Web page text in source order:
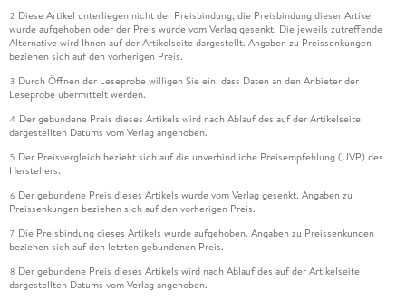
2 Diese Artikel unterliegen nicht der Preisbindung, die Preisbindung dieser Artikel
wurde aufgehoben oder der Preis wurde vom Verlag gesenkt. Die jeweils zutreffende
Alternative wird Ihnen auf der Artikelseite dargestellt. Angaben zu Preissenkungen
beziehen sich auf den vorherigen Preis.
3 Durch Öffnen der Leseprobe willigen Sie ein, dass Daten an den Anbieter der
Leseprobe übermittelt werden.
4 Der gebundene Preis dieses Artikels wird nach Ablauf des auf der Artikelseite
dargestellten Datums vom Verlag angehoben.
5 Der Preisvergleich bezieht sich auf die unverbindliche Preisempfehlung (UVP) des
Herstellers.
6 Der gebundene Preis dieses Artikels wurde vom Verlag gesenkt. Angaben zu
Preissenkungen beziehen sich auf den vorherigen Preis.
7 Die Preisbindung dieses Artikels wurde aufgehoben. Angaben zu Preissenkungen
beziehen sich auf den letzten gebundenen Preis.
8 Der gebundene Preis dieses Artikels wird nach Ablauf des auf der Artikelseite
dargestellten Datums vom Verlag angehoben.